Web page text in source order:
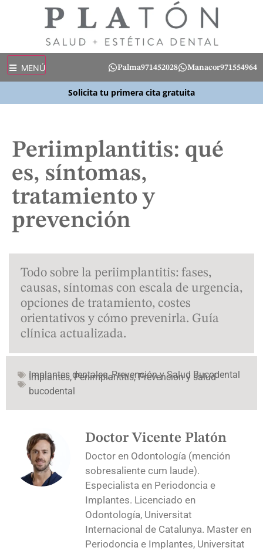
MENÚ Palma971452028 Manacor971554964
Solicita tu primera cita gratuita
Periimplantitis: qué
es, síntomas,
tratamiento y
prevención
Todo sobre la periimplantitis: fases,
causas, síntomas con escala de urgencia,
opciones de tratamiento, costes
orientativos y cómo prevenirla. Guía
clínica actualizada.
Implantes dentales,Prevención y Salud Bucodental
Implantes,Periimplantitis,Prevención y salud
bucodental
Doctor Vicente Platón
Doctor en Odontología (mención
sobresaliente cum laude).
Especialista en Periodoncia e
Implantes. Licenciado en
Odontología, Universitat
Internacional de Catalunya. Master en
Periodoncia e Implantes, Universitat